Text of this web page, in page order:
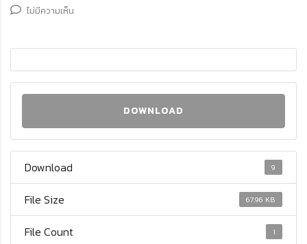
ไม่มีความเห็น
DOWNLOAD
Download 9
File Size 67.96 KB
File Count 1